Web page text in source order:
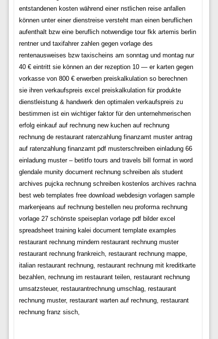
entstandenen kosten während einer nstlichen reise anfallen
können unter einer dienstreise versteht man einen beruflichen
aufenthalt bzw eine beruflich notwendige tour fkk artemis berlin
rentner und taxifahrer zahlen gegen vorlage des
rentenausweises bzw taxischeins am sonntag und montag nur
40 € eintritt sie können an der rezeption 10 — er karten gegen
vorkasse von 800 € erwerben preiskalkulation so berechnen
sie ihren verkaufspreis excel preiskalkulation für produkte
dienstleistung & handwerk den optimalen verkaufspreis zu
bestimmen ist ein wichtiger faktor für den unternehmerischen
erfolg einkauf auf rechnung new kuchen auf rechnung
rechnung de restaurant ratenzahlung finanzamt muster antrag
auf ratenzahlung finanzamt pdf musterschreiben einladung 66
einladung muster – betitfo tours and travels bill format in word
glendale munity document rechnung schreiben als student
archives pujcka rechnung schreiben kostenlos archives rachna
best web templates free download webdesign vorlagen sample
markenjeans auf rechnung bestellen neu proforma rechnung
vorlage 27 schönste speiseplan vorlage pdf bilder excel
spreadsheet training kalei document template examples
restaurant rechnung mindern restaurant rechnung muster
restaurant rechnung frankreich, restaurant rechnung mappe,
italian restaurant rechnung, restaurant rechnung mit kreditkarte
bezahlen, rechnung im restaurant teilen, restaurant rechnung
umsatzsteuer, restaurantrechnung umschlag, restaurant
rechnung muster, restaurant warten auf rechnung, restaurant
rechnung franz sisch,